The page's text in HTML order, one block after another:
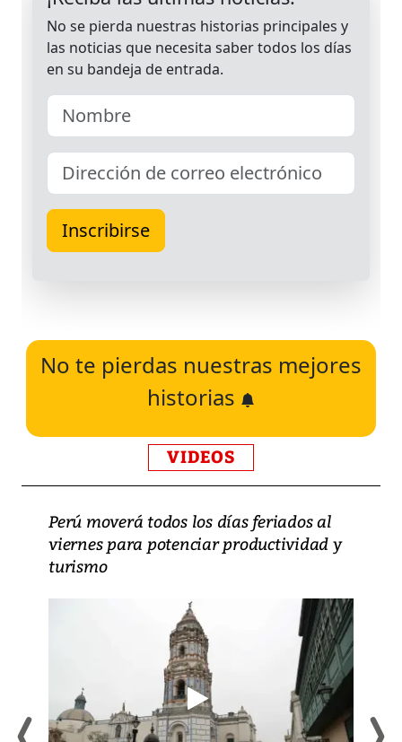
No te pierdas nuestras mejores
historias
VIDEOS
Perú moverá todos los días feriados al
viernes para potenciar productividad y
turismo